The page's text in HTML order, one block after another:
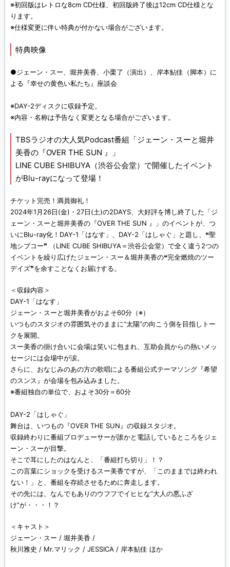
※初回版はレトロな8cm CD仕様、初回版終了後は12cm CD仕様とな
ります。
※仕様変更に伴い特典が付かない場合がございます。
特典映像
●ジェーン・スー、堀井美香、小栗了（演出）、岸本鮎佳（脚本）に
よる『幸せの黄色い私たち』座談会
※DAY-2ディスクに収録予定。
※内容・名称は予告なく変更となる場合がございます。
TBSラジオの大人気Podcast番組「ジェーン・スーと堀井
美香の『OVER THE SUN 』」
LINE CUBE SHIBUYA（渋谷公会堂）で開催したイベント
がBlu-rayになって登場！
チケット完売！満員御礼！
2024年1月26日(金)・27日(土)の2DAYS、大好評を博し終了した「ジ
ェーン・スーと堀井美香の『OVER THE SUN 』」のイベントが、つ
いにBlu-ray化！DAY-1「はなす」、DAY-2「はしゃぐ」と題し、❝聖
地シブコー❞ （LINE CUBE SHIBUYA＝渋谷公会堂）で全く違う2つの
イベントを繰り広げたジェーン・スー＆堀井美香の❝完全燃焼のツー
デイズ❞を余すことなくお届けする。
＜収録内容＞
DAY-1「はなす」
ジェーン・スーと堀井美香がおよそ60分（※）
いつものスタジオの雰囲気そのままに“太陽”の向こう側を目指しトー
クを展開。
スー美香の掛け合いに会場は笑いに包まれ、互助会員からの熱いメッ
セージには会場中が涙。
さらに、おなじみのあの方の歌唱による番組公式テーマソング『希望
のスンス』が会場を包み込みました。
※番組独自の単位で、およそ30分＝60分
DAY-2「はしゃぐ」
舞台は、いつもの『OVER THE SUN』の収録スタジオ。
収録終わりに番組プロデューサーが誰かと電話しているところをジェ
ーン・スーが目撃。
そこで耳にしたのはなんと、「番組打ち切り」！？
この言葉にショックを受けるスー美香ですが、「このままでは終われ
ない！」と、番組を存続させるために奔走します。
その先には、なんでもありのウフフでイヒヒな“大人の悪ふざ
け”が・・・！？
＜キャスト＞
ジェーン・スー / 堀井美香 /
秋川雅史 / Mr.マリック / JESSICA / 岸本鮎佳 ほか